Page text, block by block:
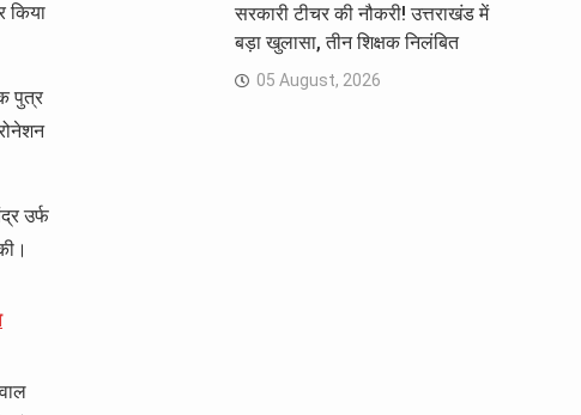
किया
पुत्र
उर्फ
सरकारी टीचर की नौकरी! उत्तराखंड में
बड़ा खुलासा, तीन शिक्षक निलंबित
05 August, 2026